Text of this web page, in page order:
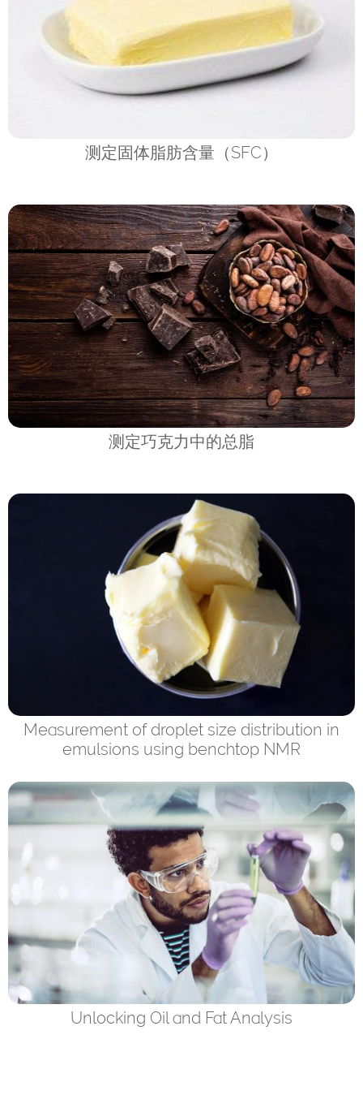
测定固体脂肪含量（SFC）
测定巧克力中的总脂
Measurement of droplet size distribution in
emulsions using benchtop NMR
Unlocking Oil and Fat Analysis